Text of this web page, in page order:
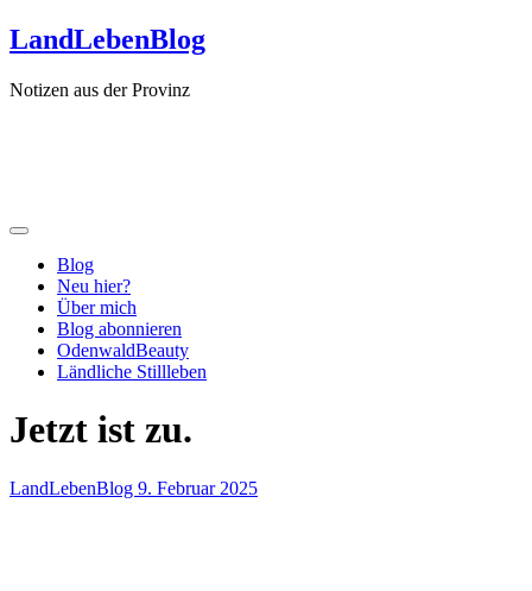
Zum
Inhalt
LandLebenBlog
Notizen aus der Provinz
Blog
Neu hier?
Über mich
Blog abonnieren
OdenwaldBeauty
Ländliche Stillleben
Jetzt ist zu.
LandLebenBlog 9. Februar 2025